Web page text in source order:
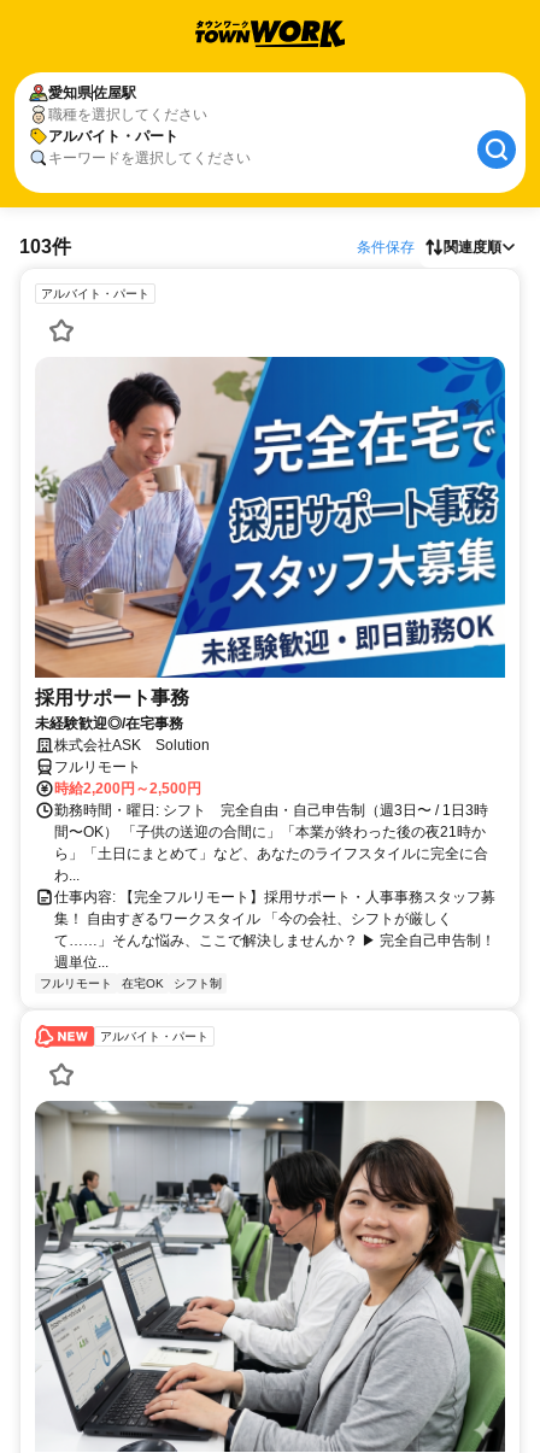
愛知県佐屋駅
職種を選択してください
アルバイト・パート
キーワードを選択してください
103件 条件保存 関連度順
アルバイト・パート
採用サポート事務
未経験歓迎◎/在宅事務
株式会社ASK Solution
フルリモート
時給2,200円～2,500円
勤務時間・曜日: シフト 完全自由・自己申告制（週3日〜 / 1日3時
間〜OK） 「子供の送迎の合間に」「本業が終わった後の夜21時か
ら」「土日にまとめて」など、あなたのライフスタイルに完全に合
わ...
仕事内容: 【完全フルリモート】採用サポート・人事事務スタッフ募
集！ 自由すぎるワークスタイル 「今の会社、シフトが厳しく
て……」そんな悩み、ここで解決しませんか？ ▶ 完全自己申告制！
週単位...
フルリモート 在宅OK シフト制
アルバイト・パート